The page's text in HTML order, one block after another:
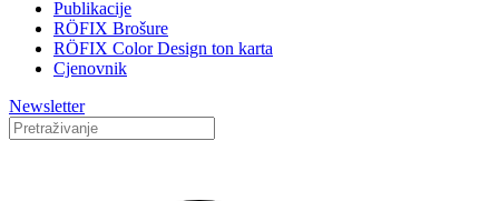
Publikacije
RÖFIX Brošure
RÖFIX Color Design ton karta
Cjenovnik
Newsletter